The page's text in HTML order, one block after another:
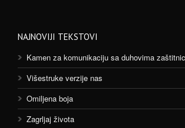
NAJNOVIJI TEKSTOVI
Kamen za komunikaciju sa duhovima
Višestruke verzije nas
Omiljena boja
Zagrljaj života